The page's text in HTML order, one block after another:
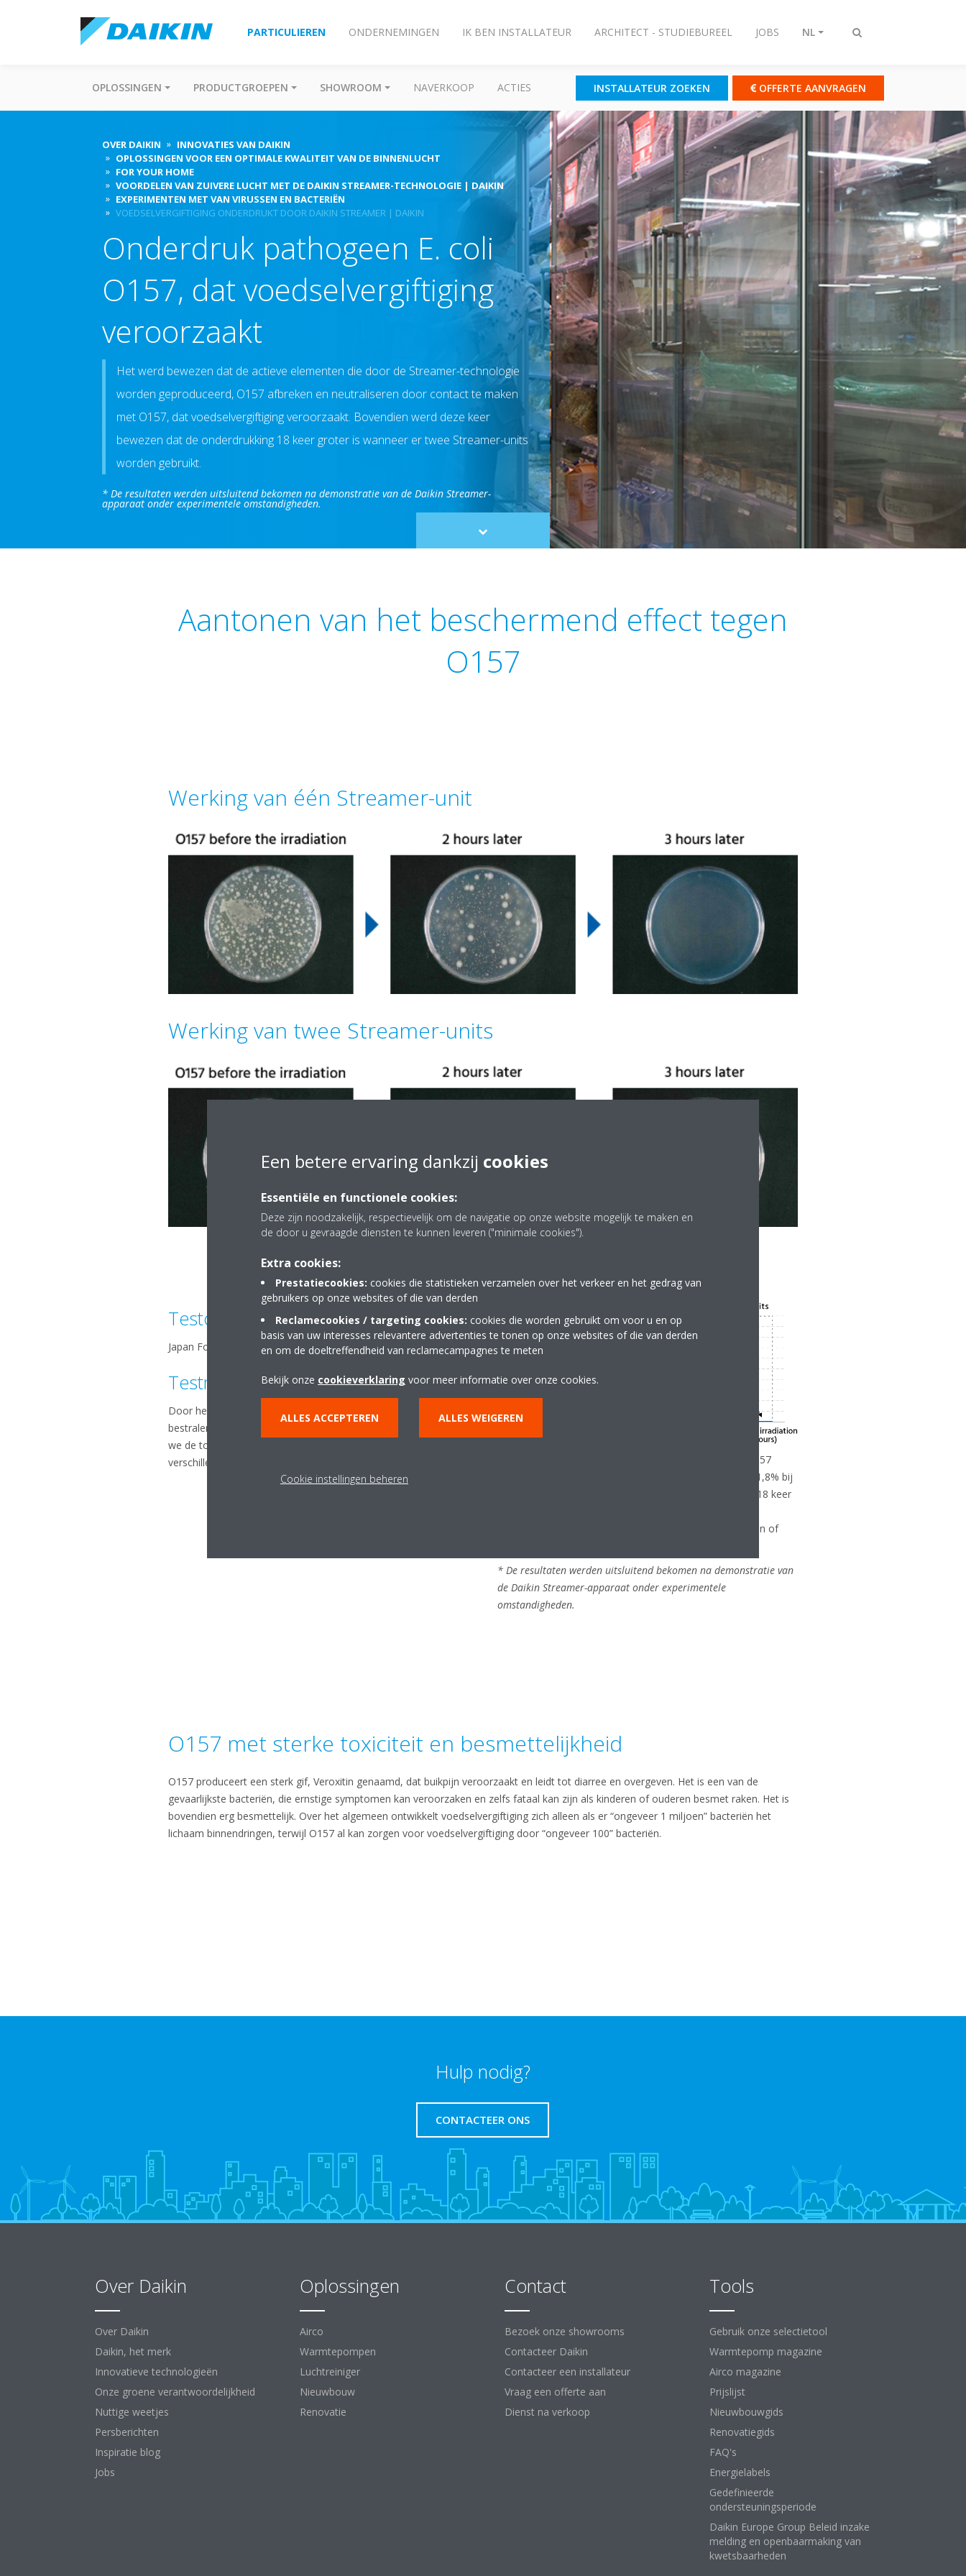
Zoeken
PARTICULIEREN ONDERNEMINGEN IK BEN INSTALLATEUR ARCHITECT - STUDIEBUREEL JOBS NL
OPLOSSINGEN PRODUCTGROEPEN SHOWROOM NAVERKOOP ACTIES INSTALLATEUR ZOEKEN OFFERTE AANVRAGEN
OVER DAIKIN
INNOVATIES VAN DAIKIN
OPLOSSINGEN VOOR EEN OPTIMALE KWALITEIT VAN DE BINNENLUCHT
FOR YOUR HOME
VOORDELEN VAN ZUIVERE LUCHT MET DE DAIKIN STREAMER-TECHNOLOGIE | DAIKIN
EXPERIMENTEN MET VAN VIRUSSEN EN BACTERIËN
VOEDSELVERGIFTIGING ONDERDRUKT DOOR DAIKIN STREAMER | DAIKIN
Onderdruk pathogeen E. coli
O157, dat voedselvergiftiging
veroorzaakt
Het werd bewezen dat de actieve elementen die door de Streamer-technologie
worden geproduceerd, O157 afbreken en neutraliseren door contact te maken
met O157, dat voedselvergiftiging veroorzaakt. Bovendien werd deze keer
bewezen dat de onderdrukking 18 keer groter is wanneer er twee Streamer-units
worden gebruikt.
* De resultaten werden uitsluitend bekomen na demonstratie van de Daikin Streamer-
apparaat onder experimentele omstandigheden.
Scroll
to
Aantonen van het beschermend effect tegen
O157
Werking van één Streamer-unit
Werking van twee Streamer-units
Testorganisatie
Japan Food Research Laboratories
Testmethode
Door het O 157echovirus gedurende 1, 2, 3, 4, 8 uur te
bestralen met de Streamer en de celculturen te enten, hebben
we de toestand van het achtergebleven O157 bekeken per
verschillende bestralingstijden in de Streamer.
Er kon na 2 uur bestraling met de Streamer 0,1% van O157
overleven bij gebruik van twee units, in vergelijking met 1,8% bij
gebruik van een unit, wat bevestigt dat de bescherming 18 keer
beschermend effect na 3 uur 99,9% is, bij gebruik van een of
* De resultaten werden uitsluitend bekomen na demonstratie van
de Daikin Streamer-apparaat onder experimentele
omstandigheden.
O157 met sterke toxiciteit en besmettelijkheid
O157 produceert een sterk gif, Veroxitin genaamd, dat buikpijn veroorzaakt en leidt tot diarree en overgeven. Het is een van de
gevaarlijkste bacteriën, die ernstige symptomen kan veroorzaken en zelfs fataal kan zijn als kinderen of ouderen besmet raken. Het is
bovendien erg besmettelijk. Over het algemeen ontwikkelt voedselvergiftiging zich alleen als er “ongeveer 1 miljoen” bacteriën het
lichaam binnendringen, terwijl O157 al kan zorgen voor voedselvergiftiging door “ongeveer 100” bacteriën.
Hulp nodig?
CONTACTEER ONS
Over Daikin
Over Daikin
Daikin, het merk
Innovatieve technologieën
Onze groene verantwoordelijkheid
Nuttige weetjes
Persberichten
Inspiratie blog
Jobs
Oplossingen
Airco
Warmtepompen
Luchtreiniger
Nieuwbouw
Renovatie
Contact
Bezoek onze showrooms
Contacteer Daikin
Contacteer een installateur
Vraag een offerte aan
Dienst na verkoop
Tools
Gebruik onze selectietool
Warmtepomp magazine
Airco magazine
Prijslijst
Nieuwbouwgids
Renovatiegids
FAQ's
Energielabels
Gedefinieerde
ondersteuningsperiode
Daikin Europe Group Beleid inzake
melding en openbaarmaking van
kwetsbaarheden
Een betere ervaring dankzij cookies
Essentiële en functionele cookies:
Deze zijn noodzakelijk, respectievelijk om de navigatie op onze website mogelijk te maken en
de door u gevraagde diensten te kunnen leveren ("minimale cookies").
Extra cookies:
Prestatiecookies: cookies die statistieken verzamelen over het verkeer en het gedrag van
gebruikers op onze websites of die van derden
Reclamecookies / targeting cookies: cookies die worden gebruikt om voor u en op
basis van uw interesses relevantere advertenties te tonen op onze websites of die van derden
en om de doeltreffendheid van reclamecampagnes te meten
Bekijk onze cookieverklaring voor meer informatie over onze cookies.
ALLES ACCEPTEREN ALLES WEIGEREN
Cookie instellingen beheren